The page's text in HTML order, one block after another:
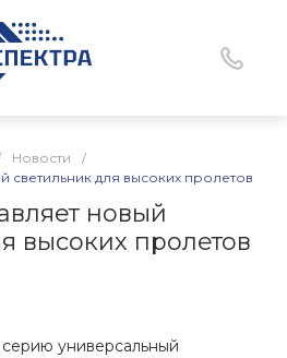
Новости
/
светильник для высоких пролетов
новый
высоких пролетов
универсальный